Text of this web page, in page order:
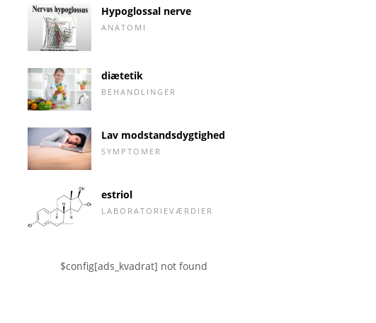
Hypoglossal nerve
ANATOMI
diætetik
BEHANDLINGER
Lav modstandsdygtighed
SYMPTOMER
estriol
LABORATORIEVÆRDIER
$config[ads_kvadrat] not found